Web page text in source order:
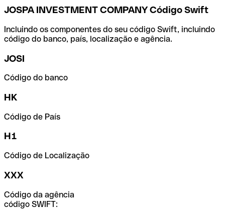
JOSPA INVESTMENT COMPANY Código Swift
Incluindo os componentes do seu código Swift, incluindo
código do banco, país, localização e agência.
JOSI
Código do banco
HK
Código de País
H1
Código de Localização
XXX
Código da agência
código SWIFT: